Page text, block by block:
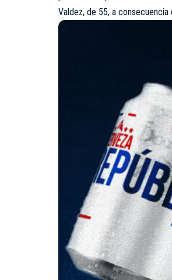
Valdez, de 55, a consecuencia